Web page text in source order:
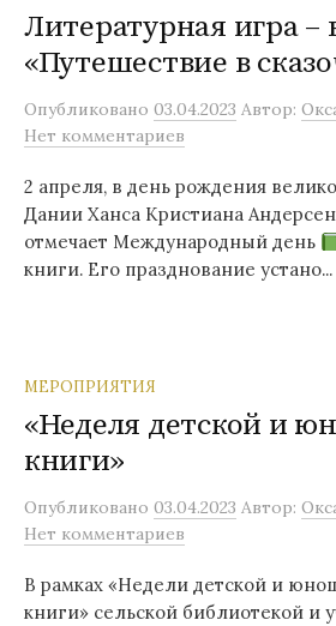
Литературная игра –
«Путешествие в
Опубликовано 03.04.2023 Автор:
Нет комментариев
2 апреля, в день рождения
Дании Ханса Кристиана
отмечает Международный день
книги. Его празднование устано...
МЕРОПРИЯТИЯ
«Неделя детской и
книги»
Опубликовано 03.04.2023 Автор:
Нет комментариев
В рамках «Недели детской и
книги» сельской библиотекой и